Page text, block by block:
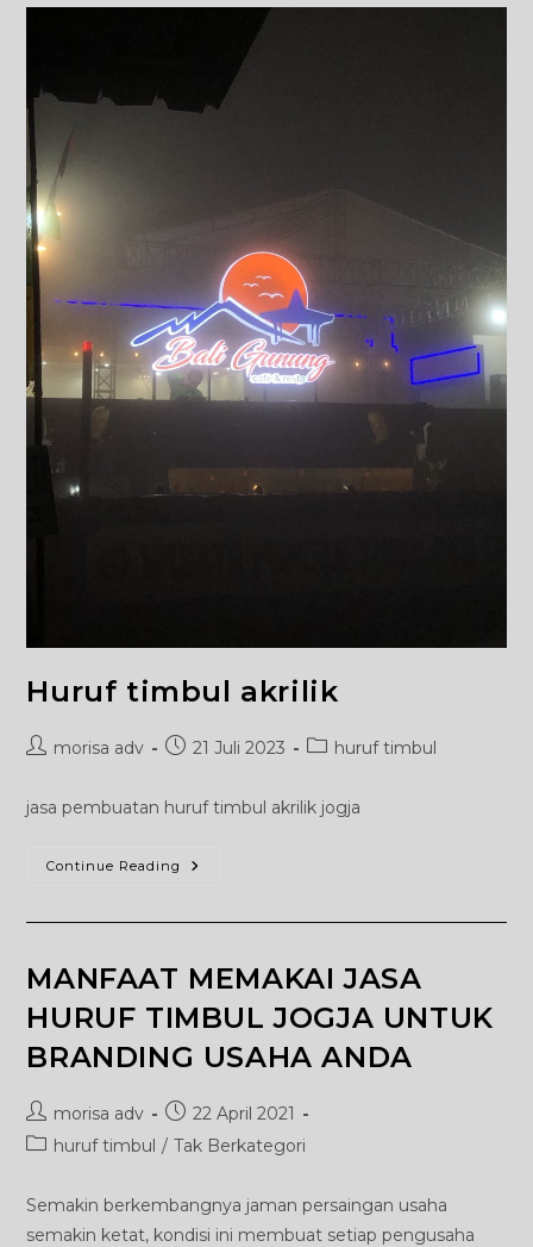
Huruf timbul akrilik
Postmorisa adv
Post21 Juli 2023
Posthuruf timbul
jasa pembuatan huruf timbul akrilik jogja
Continue Reading Huruf
MANFAAT MEMAKAI JASA
HURUF TIMBUL JOGJA UNTUK
BRANDING USAHA ANDA
Post
author:
morisa adv
Post
published:
22 April 2021
Posthuruf timbul / Tak Berkategori
Semakin berkembangnya jaman persaingan usaha
semakin ketat, kondisi ini membuat setiap pengusaha